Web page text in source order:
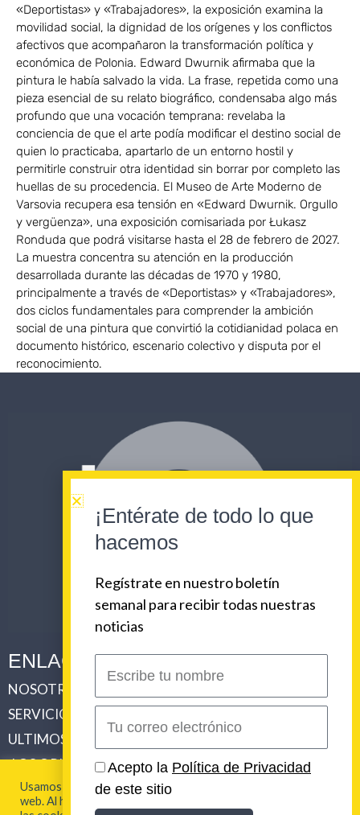
«Deportistas» y «Trabajadores», la exposición examina la
movilidad social, la dignidad de los orígenes y los conflictos
afectivos que acompañaron la transformación política y
económica de Polonia. Edward Dwurnik afirmaba que la
pintura le había salvado la vida. La frase, repetida como una
pieza esencial de su relato biográfico, condensaba algo más
profundo que una vocación temprana: revelaba la
conciencia de que el arte podía modificar el destino social de
quien lo practicaba, apartarlo de un entorno hostil y
permitirle construir otra identidad sin borrar por completo las
huellas de su procedencia. El Museo de Arte Moderno de
Varsovia recupera esa tensión en «Edward Dwurnik. Orgullo
y vergüenza», una exposición comisariada por Łukasz
Ronduda que podrá visitarse hasta el 28 de febrero de 2027.
La muestra concentra su atención en la producción
desarrollada durante las décadas de 1970 y 1980,
principalmente a través de «Deportistas» y «Trabajadores»,
dos ciclos fundamentales para comprender la ambición
social de una pintura que convirtió la cotidianidad polaca en
documento histórico, escenario colectivo y disputa por el
reconocimiento.
ENLACES CORPORATIVOS
NOSOTROS
SERVICIOS
ULTIMOS TRABAJOS
LOS ORIGENES DE URBAN BEAT
CONTACTO
2026 Urban Beat Contenidos
Usamos cookies para brindarte la mejor experiencia en esta
web. Al hacer clic en "Aceptar todo", acepta el uso de TODAS
¡Entérate de todo lo que
hacemos
Regístrate en nuestro boletín
semanal para recibir todas nuestras
noticias
nombre
electrónico
Acepto la Política de Privacidad
de este sitio